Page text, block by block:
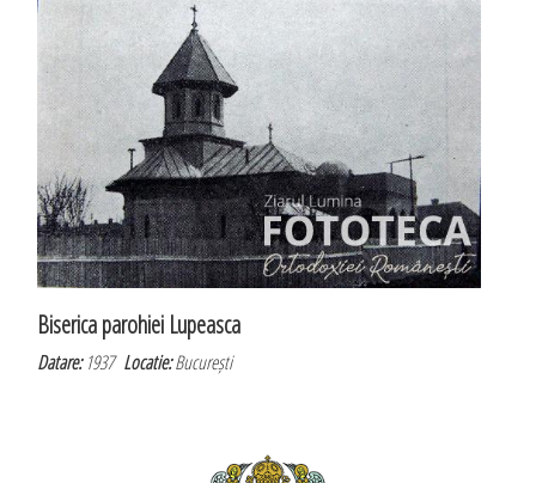
Biserica parohiei Lupeasca
Datare:1937Locatie:București